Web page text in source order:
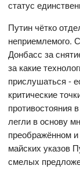
статус
Путин чётко
неприемлемого.
Донбасс за
за какие
прислушаться -
критические
противостояния
легли в основу
преображённом
майских указов
смелых